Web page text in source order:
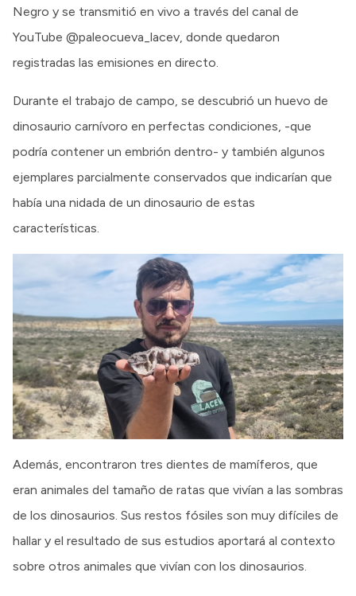
Negro y se transmitió en vivo a través del canal de
YouTube @paleocueva_lacev, donde quedaron
registradas las emisiones en directo.
Durante el trabajo de campo, se descubrió un huevo de
dinosaurio carnívoro en perfectas condiciones, -que
podría contener un embrión dentro- y también algunos
ejemplares parcialmente conservados que indicarían que
había una nidada de un dinosaurio de estas
características.
Además, encontraron tres dientes de mamíferos, que
eran animales del tamaño de ratas que vivían a las sombras
de los dinosaurios. Sus restos fósiles son muy difíciles de
hallar y el resultado de sus estudios aportará al contexto
sobre otros animales que vivían con los dinosaurios.